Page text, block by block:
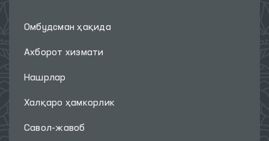
Омбудсман ҳақида
Ахборот хизмати
Нашрлар
Халқаро ҳамкорлик
Савол-жавоб